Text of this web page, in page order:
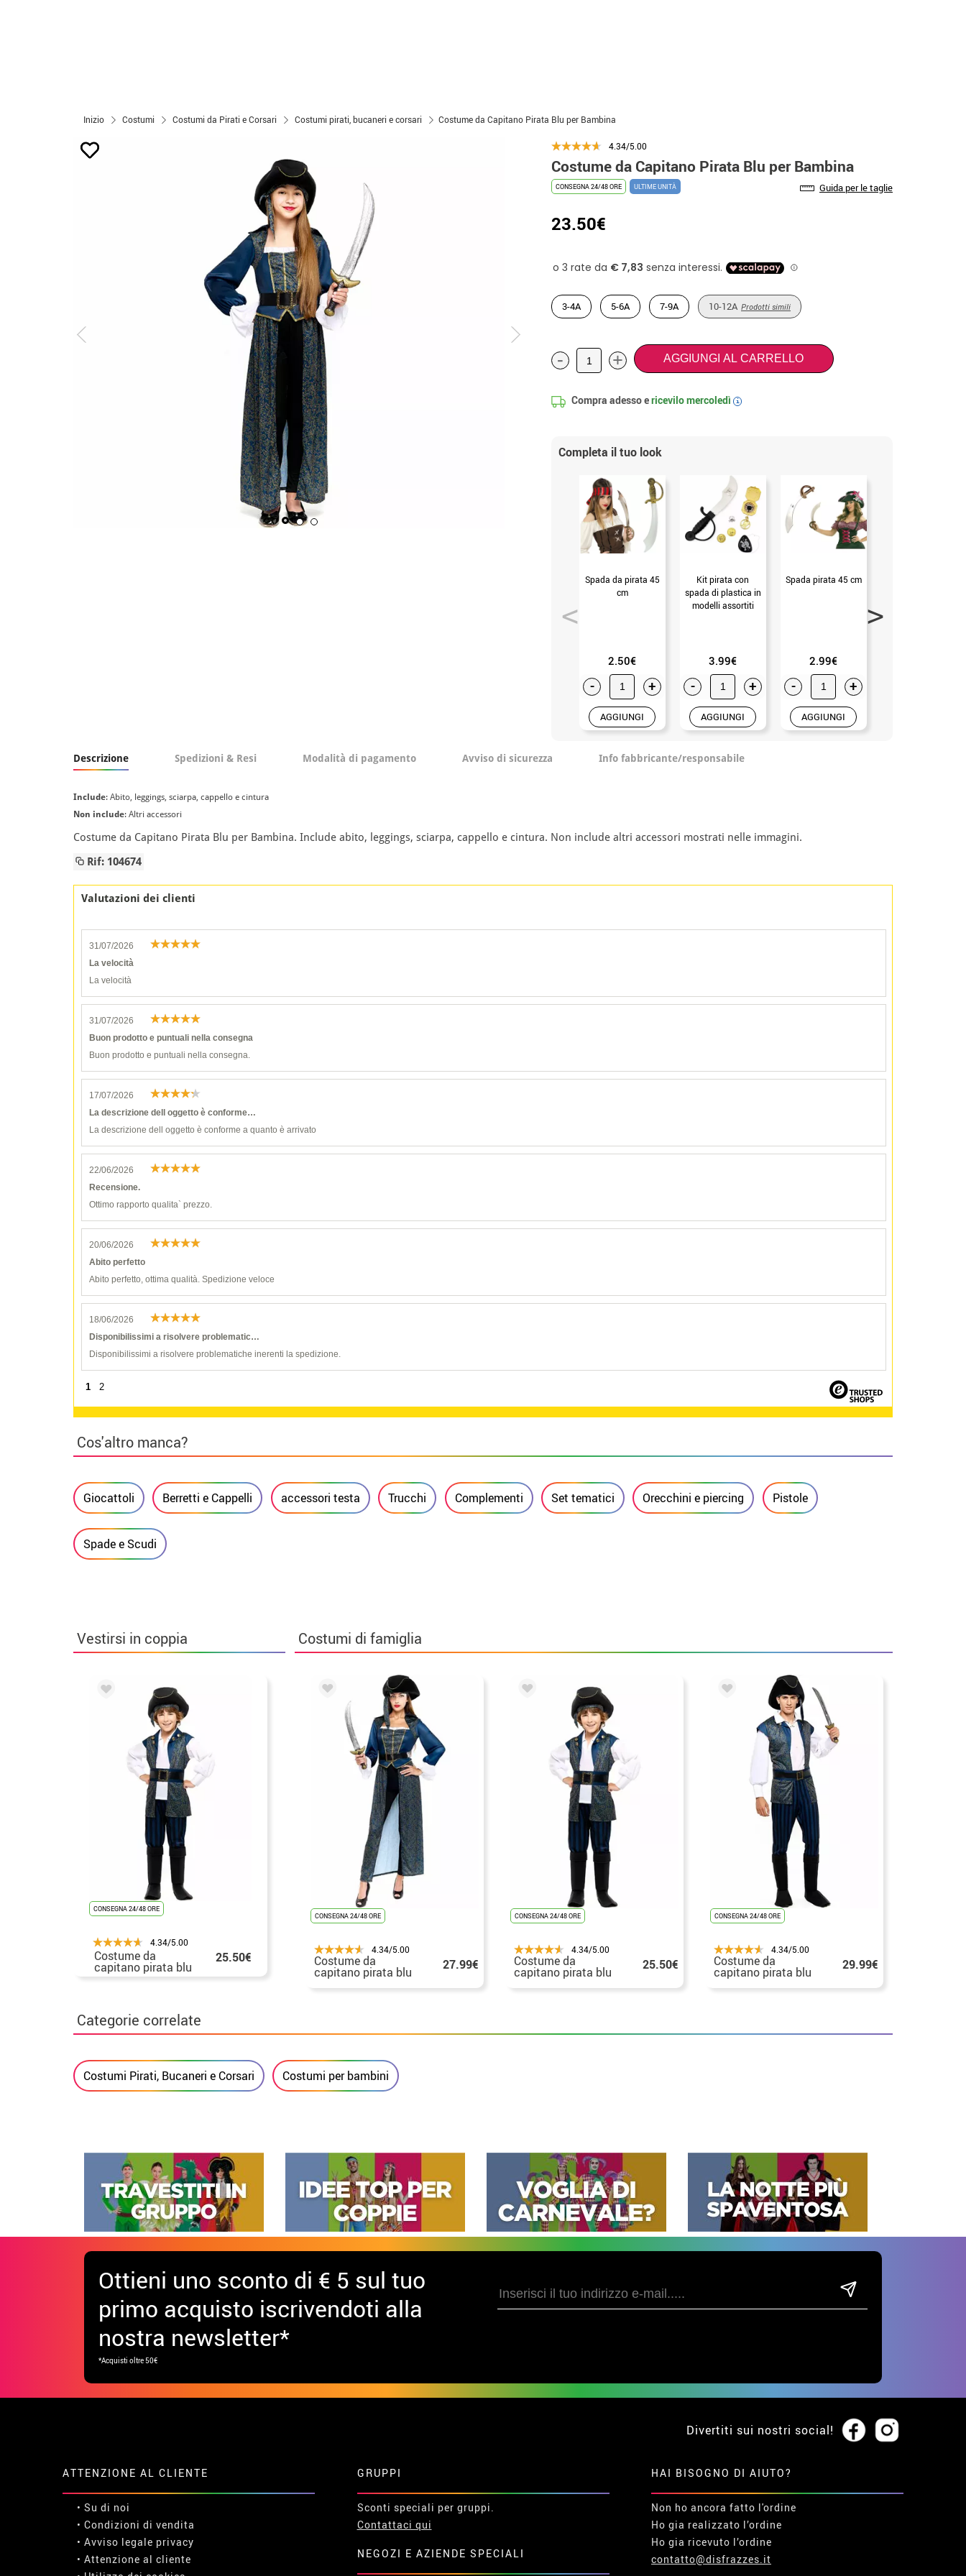
Inizio Costumi Costumi da Pirati e Corsari Costumi pirati, bucaneri e corsari Costume da Capitano Pirata Blu per Bambina
4.34/5.00
Costume da Capitano Pirata Blu per Bambina
CONSEGNA 24/48 ORE ULTIME UNITÀ Guida per le taglie
23.50€
3-4A 5-6A 7-9A 10-12A Prodotti simili
- + AGGIUNGI AL CARRELLO
Compra adesso ericevilomercoledì i
Completa il tuo look
Spada da pirata 45
cm
2.50€
- +
AGGIUNGI
Kit pirata con
spada di plastica in
modelli assortiti
3.99€
- +
AGGIUNGI
Spada pirata 45 cm
2.99€
- +
AGGIUNGI
Descrizione Spedizioni & Resi Modalità di pagamento Avviso di sicurezza Info fabbricante/responsabile
Include: Abito, leggings, sciarpa, cappello e cintura
Non include: Altri accessori
Costume da Capitano Pirata Blu per Bambina. Include abito, leggings, sciarpa, cappello e cintura. Non include altri accessori mostrati nelle immagini.
Rif: 104674
Valutazioni dei clienti
31/07/2026
La velocità
La velocità
31/07/2026
Buon prodotto e puntuali nella consegna
Buon prodotto e puntuali nella consegna.
17/07/2026
La descrizione dell oggetto è conforme…
La descrizione dell oggetto è conforme a quanto è arrivato
22/06/2026
Recensione.
Ottimo rapporto qualita` prezzo.
20/06/2026
Abito perfetto
Abito perfetto, ottima qualità. Spedizione veloce
18/06/2026
Disponibilissimi a risolvere problematic…
Disponibilissimi a risolvere problematiche inerenti la spedizione.
1 2
Cos'altro manca?
Giocattoli Berretti e Cappelli accessori testa Trucchi Complementi Set tematici Orecchini e piercing Pistole
Spade e Scudi
Vestirsi in coppia
CONSEGNA 24/48 ORE
4.34/5.00
Costume da
capitano pirata blu
per bambini
25.50€
Costumi di famiglia
CONSEGNA 24/48 ORE
4.34/5.00
Costume da
capitano pirata blu
per donna
27.99€
CONSEGNA 24/48 ORE
4.34/5.00
Costume da
capitano pirata blu
per bambini
25.50€
CONSEGNA 24/48 ORE
4.34/5.00
Costume da
capitano pirata blu
per uomo
29.99€
Categorie correlate
Costumi Pirati, Bucaneri e Corsari Costumi per bambini
Ottieni uno sconto di € 5 sul tuo
primo acquisto iscrivendoti alla
nostra newsletter*
*Acquisti oltre 50€
Divertiti sui nostri social!
ATTENZIONE AL CLIENTE
• Su di noi
• Condizioni di vendita
• Avviso legale privacy
• Attenzione al cliente
GRUPPI
Sconti speciali per gruppi.
Contattaci qui
NEGOZI E AZIENDE SPECIALI
HAI BISOGNO DI AIUTO?
Non ho ancora fatto l'ordine
Ho gia realizzato l’ordine
Ho gia ricevuto l’ordine
contatto@disfrazzes.it